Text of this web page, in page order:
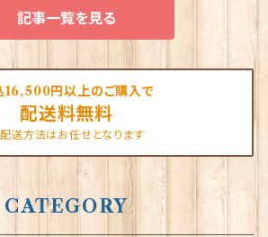
記事一覧を見る
16,500円以上のご購入で
配送料無料
送方法はお任せとなります
CATEGORY